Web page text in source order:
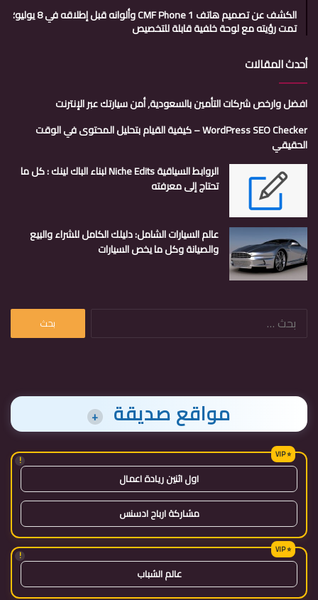
الكشف عن تصميم هاتف CMF Phone 1 وألوانه قبل إطلاقه في 8 يوليو؛
تمت رؤيته مع لوحة خلفية قابلة للتخصيص
أحدث المقالات
افضل وارخص شركات التأمين بالسعودية, أمن سيارتك عبر الإنترنت
WordPress SEO Checker – كيفية القيام بتحليل المحتوى في الوقت
الحقيقي
الروابط السياقية Niche Edits لبناء الباك لينك : كل ما
تحتاج إلى معرفته
عالم السيارات الشامل: دليلك الكامل للشراء والبيع
والصيانة وكل ما يخص السيارات
البحث
مواقع صديقة +
!
اول اثنين ريادة اعمال
مشاركة ارباح ادسنس
!
عالم الشباب